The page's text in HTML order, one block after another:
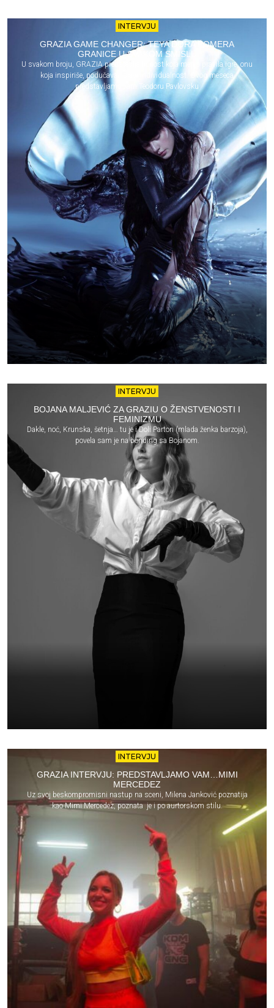
INTERVJU
GRAZIA GAME CHANGER: TEYA DORA POMERA
GRANICE U SVAKOM SMISLU
U svakom broju, GRAZIA predstavlja ličnost koja menja pravila igre, onu
koja inspiriše, podučava i slavi individualnost. Ovog meseca
predstavljamo vam Teodoru Pavlovsku
INTERVJU
BOJANA MALJEVIĆ ZA GRAZIU O ŽENSTVENOSTI I
FEMINIZMU
Dakle, noć, Krunska, šetnja… tu je i Doli Parton (mlada ženka barzoja),
povela sam je na bonding sa Bojanom.
INTERVJU
GRAZIA INTERVJU: PREDSTAVLJAMO VAM…MIMI
MERCEDEZ
Uz svoj beskompromisni nastup na sceni, Milena Janković poznatija
kao Mimi Mercedez, poznata je i po aurtorskom stilu.